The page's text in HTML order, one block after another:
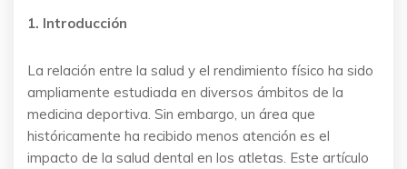
1. Introducción
La relación entre la salud y el rendimiento físico ha sido
ampliamente estudiada en diversos ámbitos de la
medicina deportiva. Sin embargo, un área que
históricamente ha recibido menos atención es el
impacto de la salud dental en los atletas. Este artículo